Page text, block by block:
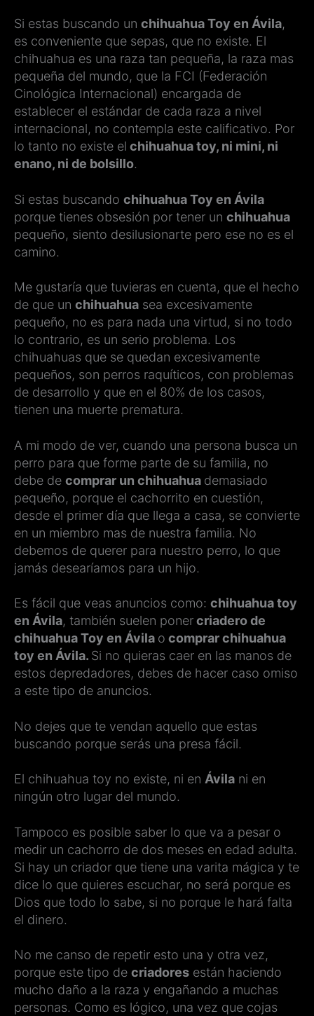
Si estas buscando un chihuahua Toy en Ávila,
es conveniente que sepas, que no existe. El
chihuahua es una raza tan pequeña, la raza mas
pequeña del mundo, que la FCI (Federación
Cinológica Internacional) encargada de
establecer el estándar de cada raza a nivel
internacional, no contempla este calificativo. Por
lo tanto no existe el chihuahua toy, ni mini, ni
enano, ni de bolsillo.
Si estas buscando chihuahua Toy en Ávila
porque tienes obsesión por tener un chihuahua
pequeño, siento desilusionarte pero ese no es el
camino.
Me gustaría que tuvieras en cuenta, que el hecho
de que un chihuahua sea excesivamente
pequeño, no es para nada una virtud, si no todo
lo contrario, es un serio problema. Los
chihuahuas que se quedan excesivamente
pequeños, son perros raquíticos, con problemas
de desarrollo y que en el 80% de los casos,
tienen una muerte prematura.
A mi modo de ver, cuando una persona busca un
perro para que forme parte de su familia, no
debe de comprar un chihuahua demasiado
pequeño, porque el cachorrito en cuestión,
desde el primer día que llega a casa, se convierte
en un miembro mas de nuestra familia. No
debemos de querer para nuestro perro, lo que
jamás desearíamos para un hijo.
Es fácil que veas anuncios como: chihuahua toy
en Ávila, también suelen ponercriadero de
chihuahua Toy en Ávila o comprar chihuahua
toy en Ávila. Si no quieras caer en las manos de
estos depredadores, debes de hacer caso omiso
a este tipo de anuncios.
No dejes que te vendan aquello que estas
buscando porque serás una presa fácil.
El chihuahua toy no existe, ni en Ávila ni en
ningún otro lugar del mundo.
Tampoco es posible saber lo que va a pesar o
medir un cachorro de dos meses en edad adulta.
Si hay un criador que tiene una varita mágica y te
dice lo que quieres escuchar, no será porque es
Dios que todo lo sabe, si no porque le hará falta
el dinero.
No me canso de repetir esto una y otra vez,
porque este tipo de criadores están haciendo
mucho daño a la raza y engañando a muchas
personas. Como es lógico, una vez que cojas